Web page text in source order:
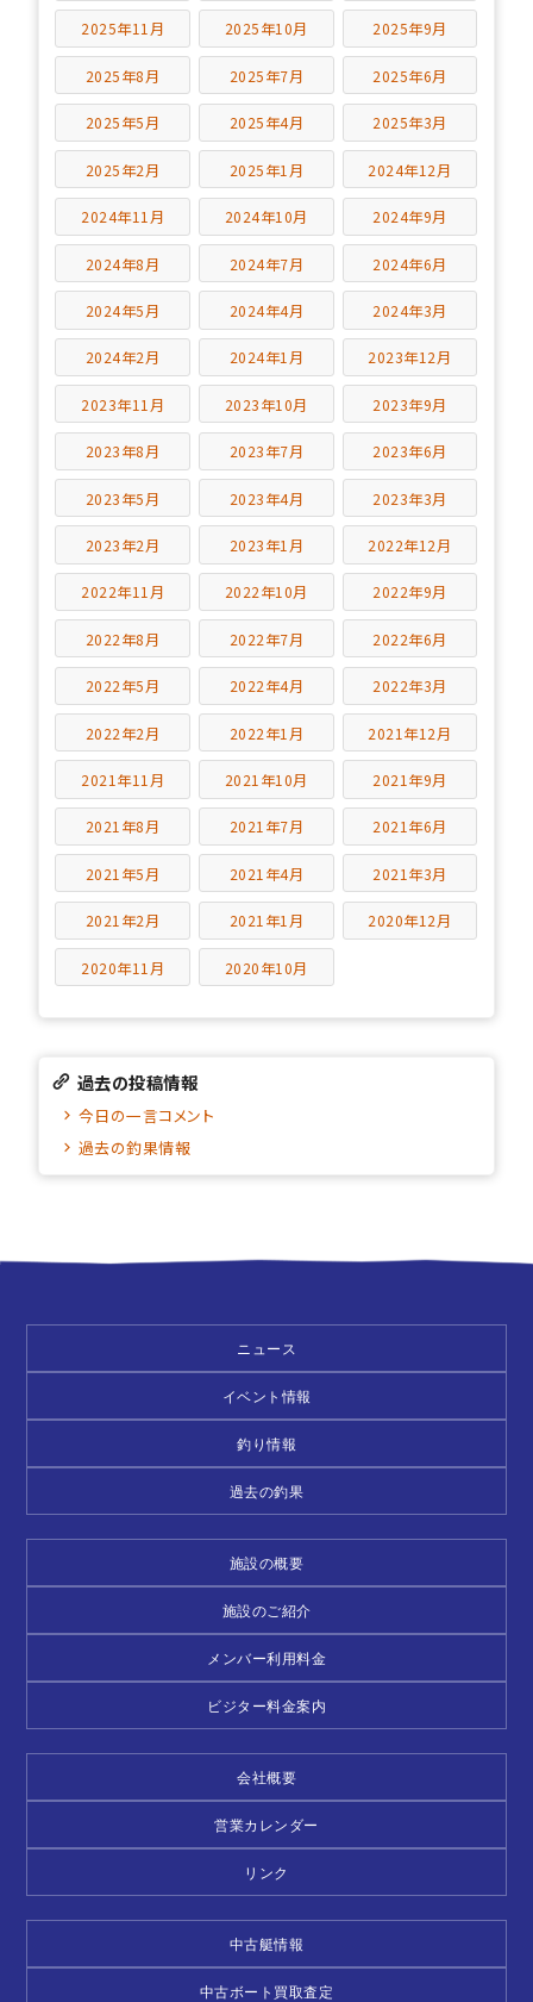
2025年11月 2025年10月 2025年9月
2025年8月 2025年7月 2025年6月
2025年5月 2025年4月 2025年3月
2025年2月 2025年1月 2024年12月
2024年11月 2024年10月 2024年9月
2024年8月 2024年7月 2024年6月
2024年5月 2024年4月 2024年3月
2024年2月 2024年1月 2023年12月
2023年11月 2023年10月 2023年9月
2023年8月 2023年7月 2023年6月
2023年5月 2023年4月 2023年3月
2023年2月 2023年1月 2022年12月
2022年11月 2022年10月 2022年9月
2022年8月 2022年7月 2022年6月
2022年5月 2022年4月 2022年3月
2022年2月 2022年1月 2021年12月
2021年11月 2021年10月 2021年9月
2021年8月 2021年7月 2021年6月
2021年5月 2021年4月 2021年3月
2021年2月 2021年1月 2020年12月
2020年11月 2020年10月
過去の投稿情報
今日の一言コメント
過去の釣果情報
ニュース
イベント情報
釣り情報
過去の釣果
施設の概要
施設のご紹介
メンバー利用料金
ビジター料金案内
会社概要
営業カレンダー
リンク
中古艇情報
中古ボート買取査定